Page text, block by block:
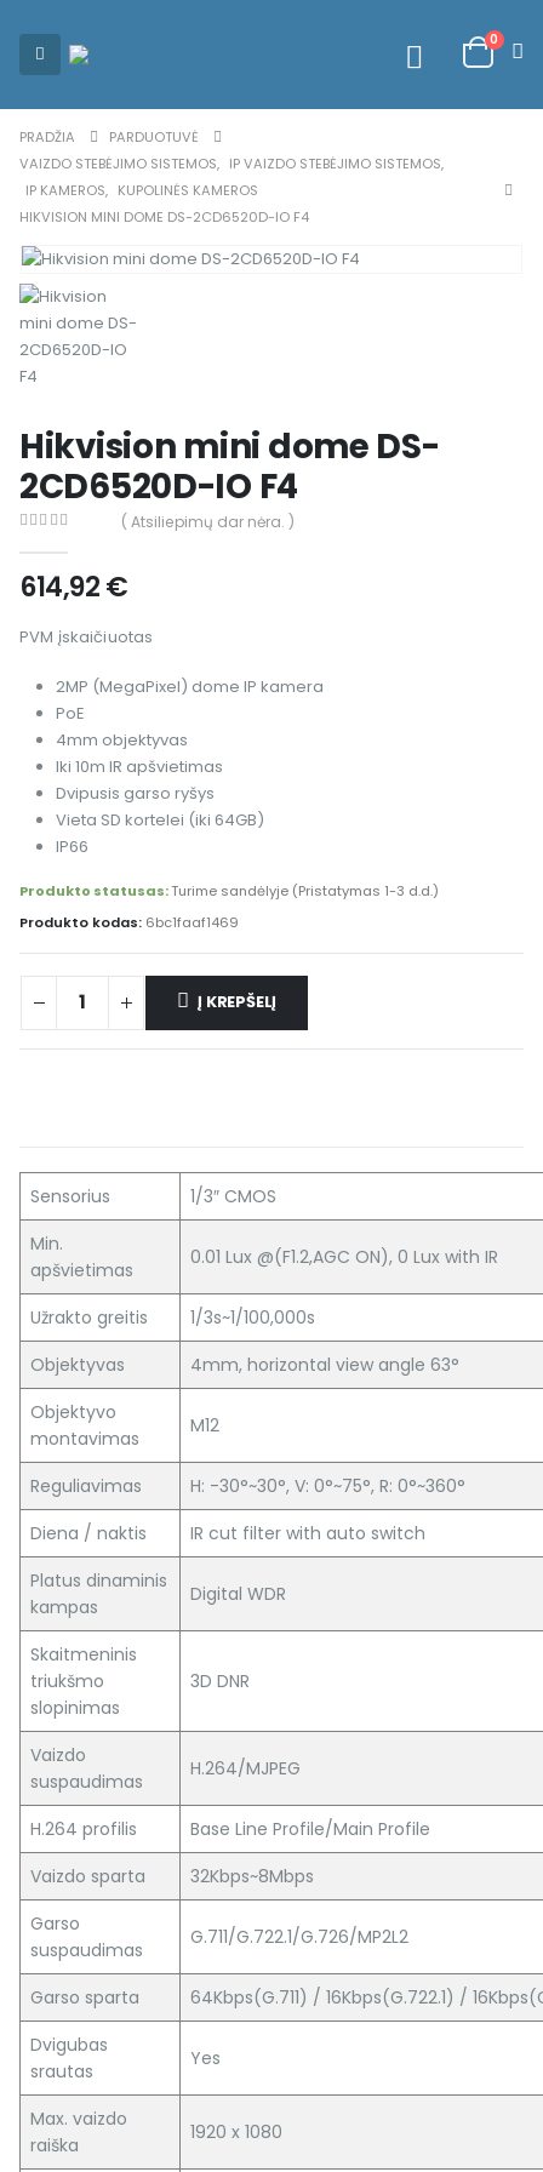
0
PRADŽIA
PARDUOTUVĖ
VAIZDO STEBĖJIMO SISTEMOS, IP VAIZDO STEBĖJIMO SISTEMOS,
IP KAMEROS, KUPOLINĖS KAMEROS
HIKVISION MINI DOME DS-2CD6520D-IO F4
Hikvision mini dome DS-
2CD6520D-IO F4
( Atsiliepimų dar nėra. )
614,92€
PVM įskaičiuotas
2MP (MegaPixel) dome IP kamera
PoE
4mm objektyvas
Iki 10m IR apšvietimas
Dvipusis garso ryšys
Vieta SD kortelei (iki 64GB)
IP66
Produkto statusas:Turime sandėlyje (Pristatymas 1-3 d.d.)
Produkto kodas: 6bc1faaf1469
Į KREPŠELĮ
Sensorius
1/3″ CMOS
Min.
apšvietimas
0.01 Lux @(F1.2,AGC ON), 0 Lux with IR
Užrakto greitis
1/3s~1/100,000s
Objektyvas
4mm, horizontal view angle 63°
Objektyvo
montavimas
M12
Reguliavimas
H: -30°~30°, V: 0°~75°, R: 0°~360°
Diena / naktis
IR cut filter with auto switch
Platus dinaminis
kampas
Digital WDR
Skaitmeninis
triukšmo
slopinimas
3D DNR
Vaizdo
suspaudimas
H.264/MJPEG
H.264 profilis
Base Line Profile/Main Profile
Vaizdo sparta
32Kbps~8Mbps
Garso
suspaudimas
G.711/G.722.1/G.726/MP2L2
Garso sparta
64Kbps(G.711) / 16Kbps(G.722.1) /
Dvigubas
srautas
Yes
Max. vaizdo
raiška
1920 x 1080